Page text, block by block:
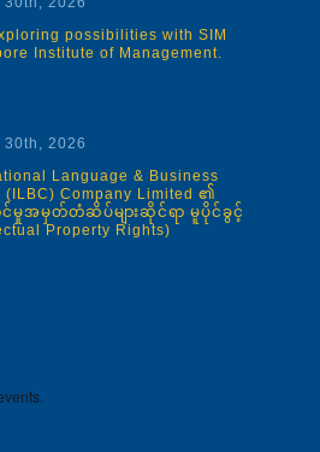
possibilities with SIM
Institute of Management.
30th, 2026
Language & Business
(ILBC) Company Limited ၏
င်မှုအမှတ်တံဆိပ်များဆိုင်ရာ မူပိုင်ခွင့်
Property Rights)